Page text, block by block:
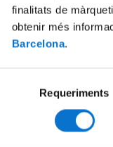
finalitats de
obtenir més
Barcelona.
consentiment
Requeriments